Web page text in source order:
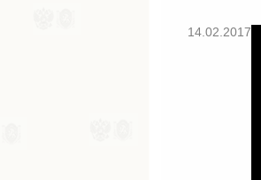
Аппарат ГС РК
14.02.2017